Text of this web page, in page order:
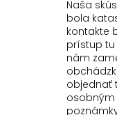
Naša
bola
kontakte
prístup tu
nám
objednať